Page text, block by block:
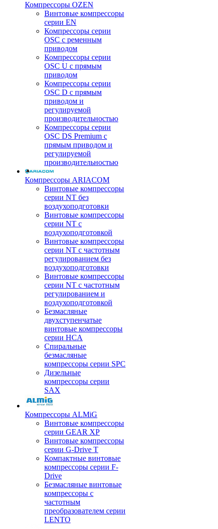
Компрессоры OZEN
Винтовые компрессоры
серии EN
Компрессоры серии
OSC с ременным
приводом
Компрессоры серии
OSC U с прямым
приводом
Компрессоры серии
OSC D с прямым
приводом и
регулируемой
производительностью
Компрессоры серии
OSC DS Premium с
прямым приводом и
регулируемой
производительностью
Компрессоры ARIACOM
Винтовые компрессоры
серии NT без
воздухоподготовки
Винтовые компрессоры
серии NT c
воздухоподготовкой
Винтовые компрессоры
серии NT с частотным
регулированием без
воздухоподготовки
Винтовые компрессоры
серии NT с частотным
регулированием и
воздухоподготовкой
Безмасляные
двухступенчатые
винтовые компрессоры
серии HCA
Спиральные
безмасляные
компрессоры серии SPC
Дизельные
компрессоры серии
SAX
Компрессоры ALMiG
Винтовые компрессоры
серии GEAR XP
Винтовые компрессоры
серии G-Drive T
Компактные винтовые
компрессоры серии F-
Drive
Безмасляные винтовые
компрессоры с
частотным
преобразователем серии
LENTO